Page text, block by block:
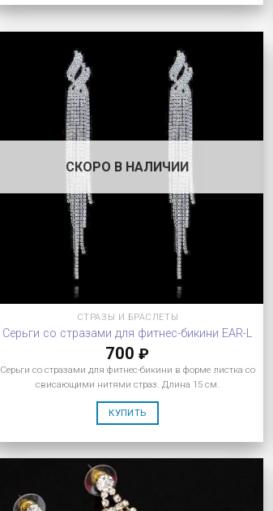
СКОРО В НАЛИЧИИ
СТРАЗЫ И БРАСЛЕТЫ
Серьги со стразами для фитнес-бикини EAR-L
700₽
Серьги со стразами для фитнес-бикини в форме листка со
свисающими нитями страз. Длина 15 см.
КУПИТЬ